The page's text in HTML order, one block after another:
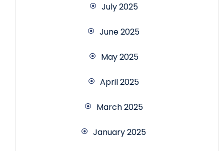
July 2025
June 2025
May 2025
April 2025
March 2025
January 2025